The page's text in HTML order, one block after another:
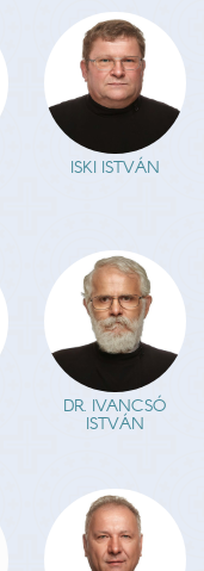
ISKI ISTVÁN
DR. IVANCSÓ
ISTVÁN